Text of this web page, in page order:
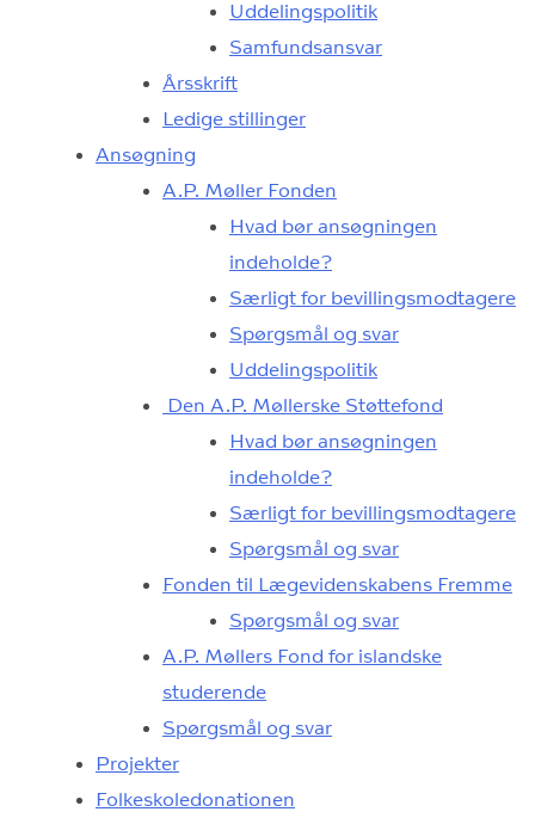
Uddelingspolitik
Samfundsansvar
Årsskrift
Ledige stillinger
Ansøgning
A.P. Møller Fonden
Hvad bør ansøgningen
indeholde?
Særligt for bevillingsmodtagere
Spørgsmål og svar
Uddelingspolitik
Den A.P. Møllerske Støttefond
Hvad bør ansøgningen
indeholde?
Særligt for bevillingsmodtagere
Spørgsmål og svar
Fonden til Lægevidenskabens Fremme
Spørgsmål og svar
A.P. Møllers Fond for islandske
studerende
Spørgsmål og svar
Projekter
Folkeskoledonationen